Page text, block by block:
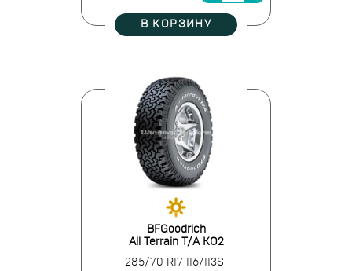
В КОРЗИНУ
BFGoodrich
All Terrain T/A KO2
285/70 R17 116/113S